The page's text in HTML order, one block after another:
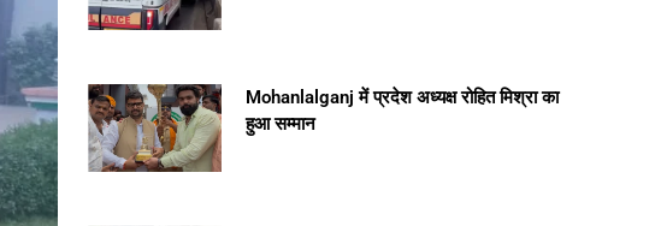
Mohanlalganj में प्रदेश अध्यक्ष रोहित मिश्रा का
हुआ सम्मान